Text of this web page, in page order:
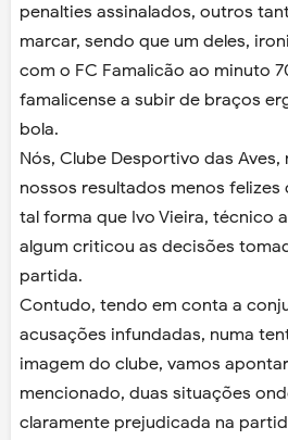
penalties assinalados, outros
marcar, sendo que um deles,
com o FC Famalicão ao minuto
famalicense a subir de braços
bola.
Nós, Clube Desportivo das
nossos resultados menos
tal forma que Ivo Vieira, técnico
algum criticou as decisões
partida.
Contudo, tendo em conta a
acusações infundadas, numa
imagem do clube, vamos
mencionado, duas situações
claramente prejudicada na